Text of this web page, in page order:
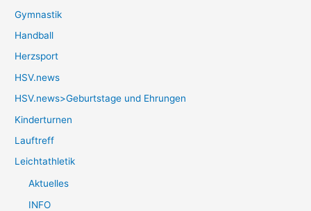
Gymnastik
Handball
Herzsport
HSV.news
HSV.news>Geburtstage und Ehrungen
Kinderturnen
Lauftreff
Leichtathletik
Aktuelles
INFO